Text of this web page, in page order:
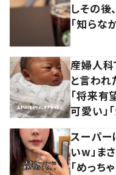
しその
「知らな
産婦人科
と言わ
「将来有
可愛い」
スーパー
いw」ま
「めっち